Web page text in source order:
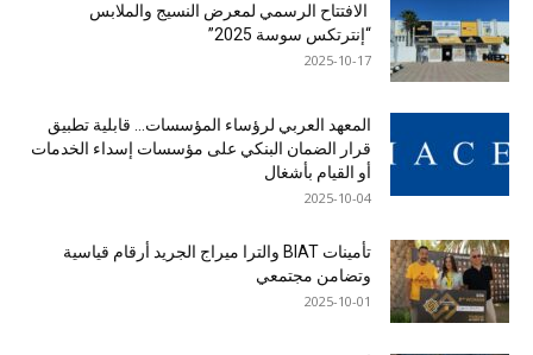
الافتتاح الرسمي لمعرض النسيج والملابس
“إنترتكس سوسة 2025”
2025-10-17
المعهد العربي لرؤساء المؤسسات… قابلية تطبيق
قرار الضمان البنكي على مؤسسات إسداء الخدمات
أو القيام بأشغال
2025-10-04
تأمينات BIAT والترا ميراج الجريد أرقام قياسية
وتضامن مجتمعي
2025-10-01